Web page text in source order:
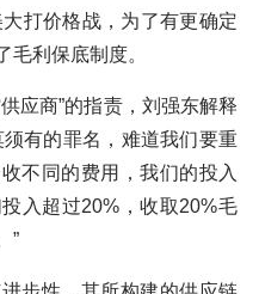
打价格战，为了有更确定
毛利保底制度。
应商”的指责，刘强东解释
有的罪名，难道我们要重
不同的费用，我们的投入
入超过20%，收取20%毛
”